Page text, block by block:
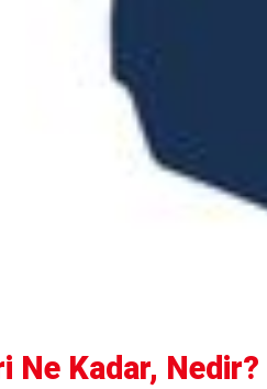
Ne Kadar, Nedir?